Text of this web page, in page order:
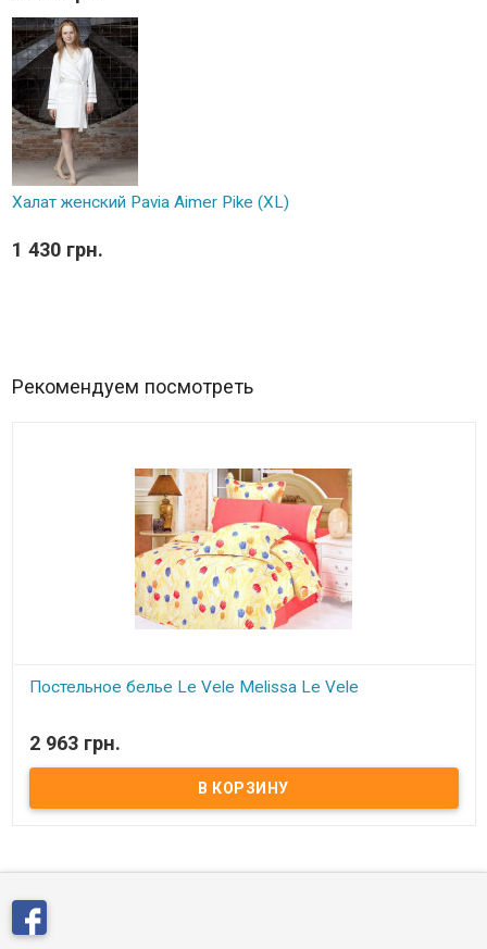
Халат женский Pavia Aimer Pike (XL)
1 430 грн.
Рекомендуем посмотреть
Постельное белье Le Vele Melissa Le Vele
Двуспальный евро комплект- жатый шёлк : пододеяльник:
200x220 см шёлк/сатин простынь: 240x260 см сатин 4 наволочки:
2 шт.70x70см+5см.шёлк + 2 шт.50*70см.сатин ткань: жатый шёлк/
сатин Производитель: Le Vele, Турция Упаковка: подарочная
коробка + пакет
2 963 грн.